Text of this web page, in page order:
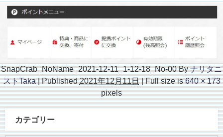
SnapCrab_NoName_2021-12-11_1-12-18_No-00 By ナリタニ
ストTaka | Published 2021年12月11日 |Full size is640 × 173
pixels
カテゴリー